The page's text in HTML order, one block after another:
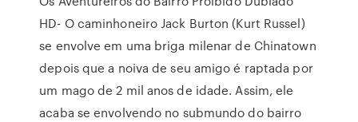
HD- O caminhoneiro Jack Burton (Kurt Russel)
se envolve em uma briga milenar de Chinatown
depois que a noiva de seu amigo é raptada por
um mago de 2 mil anos de idade. Assim, ele
acaba se envolvendo no submundo do bairro